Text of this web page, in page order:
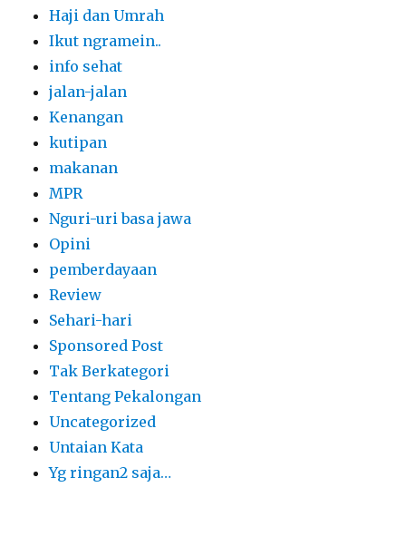
Haji dan Umrah
Ikut ngramein..
info sehat
jalan-jalan
Kenangan
kutipan
makanan
MPR
Nguri-uri basa jawa
Opini
pemberdayaan
Review
Sehari-hari
Sponsored Post
Tak Berkategori
Tentang Pekalongan
Uncategorized
Untaian Kata
Yg ringan2 saja…